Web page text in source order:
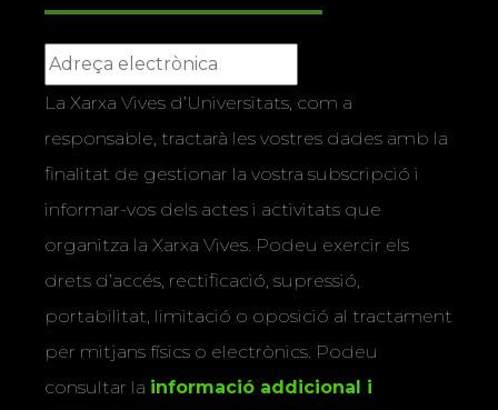
La Xarxa Vives d’Universitats, com a
responsable, tractarà les vostres dades amb la
finalitat de gestionar la vostra subscripció i
informar-vos dels actes i activitats que
organitza la Xarxa Vives. Podeu exercir els
drets d’accés, rectificació, supressió,
portabilitat, limitació o oposició al tractament
per mitjans físics o electrònics. Podeu
consultar la informació addicional i